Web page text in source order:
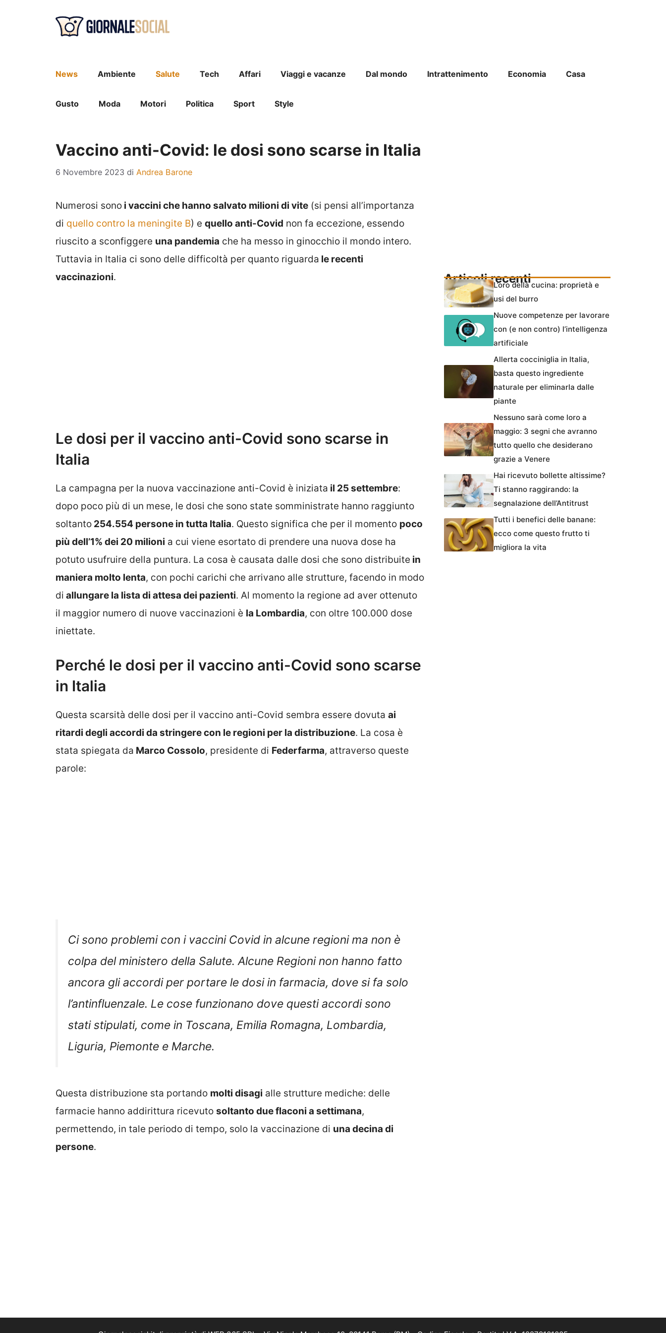
News Ambiente Salute Tech Affari Viaggi e vacanze Dal mondo Intrattenimento Economia Casa
Gusto Moda Motori Politica Sport Style
Vaccino anti-Covid: le dosi sono scarse in Italia
6 Novembre 2023 di Andrea Barone
Numerosi sono i vaccini che hanno salvato milioni di vite (si pensi all’importanza
di quello contro la meningite B) e quello anti-Covid non fa eccezione, essendo
riuscito a sconfiggere una pandemia che ha messo in ginocchio il mondo intero.
Tuttavia in Italia ci sono delle difficoltà per quanto riguarda le recenti
vaccinazioni.
Le dosi per il vaccino anti-Covid sono scarse in
Italia
La campagna per la nuova vaccinazione anti-Covid è iniziata il 25 settembre:
dopo poco più di un mese, le dosi che sono state somministrate hanno raggiunto
soltanto 254.554 persone in tutta Italia. Questo significa che per il momento poco
più dell’1% dei 20 milioni a cui viene esortato di prendere una nuova dose ha
potuto usufruire della puntura. La cosa è causata dalle dosi che sono distribuite in
maniera molto lenta, con pochi carichi che arrivano alle strutture, facendo in modo
di allungare la lista di attesa dei pazienti. Al momento la regione ad aver ottenuto
il maggior numero di nuove vaccinazioni è la Lombardia, con oltre 100.000 dose
iniettate.
Perché le dosi per il vaccino anti-Covid sono scarse
in Italia
Questa scarsità delle dosi per il vaccino anti-Covid sembra essere dovuta ai
ritardi degli accordi da stringere con le regioni per la distribuzione. La cosa è
stata spiegata da Marco Cossolo, presidente di Federfarma, attraverso queste
parole:
Ci sono problemi con i vaccini Covid in alcune regioni ma non è
colpa del ministero della Salute. Alcune Regioni non hanno fatto
ancora gli accordi per portare le dosi in farmacia, dove si fa solo
l’antinfluenzale. Le cose funzionano dove questi accordi sono
stati stipulati, come in Toscana, Emilia Romagna, Lombardia,
Liguria, Piemonte e Marche.
Questa distribuzione sta portando molti disagi alle strutture mediche: delle
farmacie hanno addirittura ricevuto soltanto due flaconi a settimana,
permettendo, in tale periodo di tempo, solo la vaccinazione di una decina di
persone.
Articoli recentiL’oro della cucina: proprietà e
usi del burro
Nuove competenze per lavorare
con (e non contro) l’intelligenza
artificiale
Allerta cocciniglia in Italia,
basta questo ingrediente
naturale per eliminarla dalle
piante
Nessuno sarà come loro a
maggio: 3 segni che avranno
tutto quello che desiderano
grazie a Venere
Hai ricevuto bollette altissime?
Ti stanno raggirando: la
segnalazione dell’Antitrust
Tutti i benefici delle banane:
ecco come questo frutto ti
migliora la vita